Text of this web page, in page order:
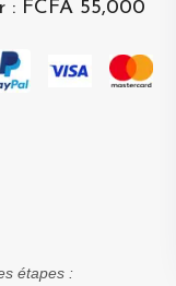
: FCFA 55,000
étapes :